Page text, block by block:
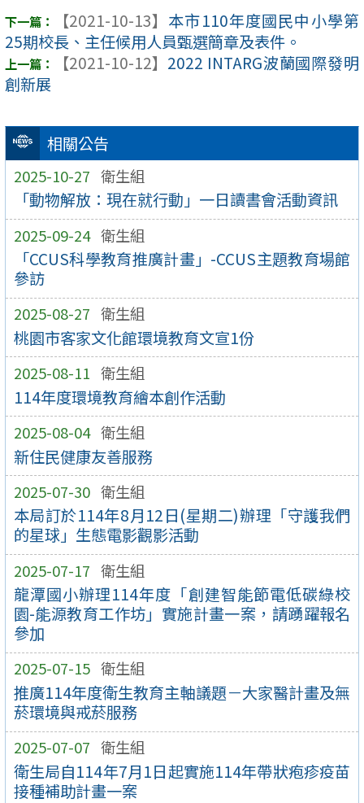
相關公告
2025-10-27 衛生組
「動物解放：現在就行動」一日讀書會活動資訊
2025-09-24 衛生組
「CCUS科學教育推廣計畫」-CCUS主題教育場館
參訪
2025-08-27 衛生組
桃園市客家文化館環境教育文宣1份
2025-08-11 衛生組
114年度環境教育繪本創作活動
2025-08-04 衛生組
新住民健康友善服務
2025-07-30 衛生組
本局訂於114年8月12日(星期二)辦理「守護我們
的星球」生態電影觀影活動
2025-07-17 衛生組
龍潭國小辦理114年度「創建智能節電低碳綠校
園-能源教育工作坊」實施計畫一案，請踴躍報名
參加
2025-07-15 衛生組
推廣114年度衛生教育主軸議題－大家醫計畫及無
菸環境與戒菸服務
2025-07-07 衛生組
衛生局自114年7月1日起實施114年帶狀疱疹疫苗
接種補助計畫一案
【2021-10-13】 本市110年度國民中小學第
25期校長、主任候用人員甄選簡章及表件。
【2021-10-12】 2022 INTARG波蘭國際發明
創新展